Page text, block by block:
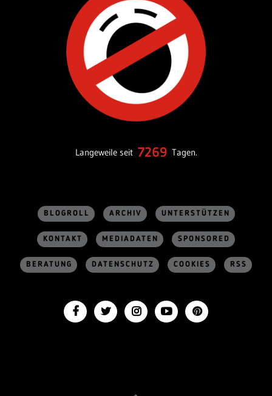
Langeweile seit 7269 Tagen.
BLOGROLL ARCHIV UNTERSTÜTZEN
KONTAKT MEDIADATEN SPONSORED
BERATUNG DATENSCHUTZ COOKIES RSS